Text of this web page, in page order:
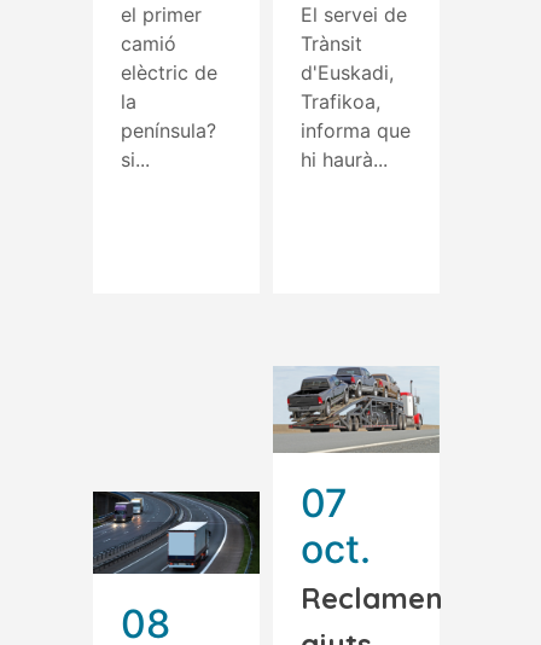
el primer
camió
elèctric de
la
península?
si...
El servei de
Trànsit
d'Euskadi,
Trafikoa,
informa que
hi haurà...
08
07
oct.
Reclamen